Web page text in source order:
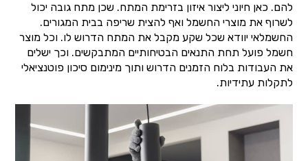
להם. כאן חיוני ליצור איזון בזרימת המתח. שכן מתח גובה יכול
לשרוף את מוצרי החשמל ואף להצית שריפה בבית המגורים.
החשמלאי יוודא שכל שקע מקבל את המתח הדרוש לו. וכל מוצר
חשמל פועל תחת התנאים הבטיחותיים המתבקשים. וכך ישלים
את העבודות בלוח הזמנים הדרוש ותוך מינימום סיכון פוטנציאלי
לתקלות עתידיות.